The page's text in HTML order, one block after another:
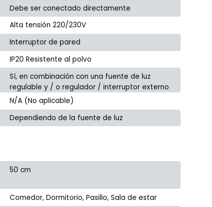
Debe ser conectado directamente
Alta tensión 220/230V
Interruptor de pared
IP20 Resistente al polvo
Sí, en combinación con una fuente de luz
regulable y / o regulador / interruptor externo
N/A (No aplicable)
Dependiendo de la fuente de luz
50 cm
Comedor, Dormitorio, Pasillo, Sala de estar